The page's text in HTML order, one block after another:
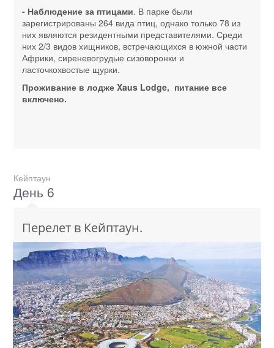
- Наблюдение за птицами. В парке были
зарегистрированы 264 вида птиц, однако только 78 из
них являются резидентными представителями. Среди
них 2/3 видов хищников, встречающихся в южной части
Африки, сиреневогрудые сизоворонки и
ласточкохвостые щурки.
Проживание в лодже Xaus Lodge, питание все
включено.
Кейптаун
День 6
Перелет в Кейптаун.